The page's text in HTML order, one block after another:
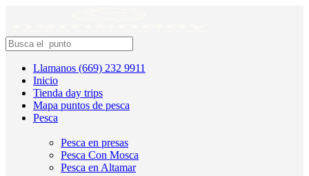
Llamanos (669) 232 9911
Inicio
Tienda day trips
Mapa puntos de pesca
Pesca
Pesca en presas
Pesca Con Mosca
Pesca en Altamar